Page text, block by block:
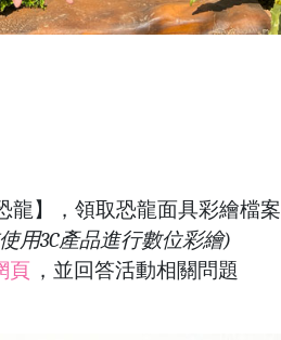
龍】，領取恐龍面具彩繪檔案
用3C產品進行數位彩繪)
頁 ，並回答活動相關問題